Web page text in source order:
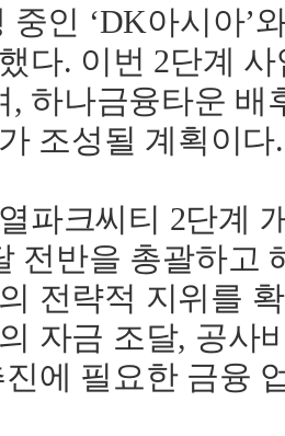
중인 ‘DK아시아’
다. 이번 2단계
, 하나금융타운 배
조성될 계획이다.
파크씨티 2단계
전반을 총괄하고
전략적 지위를
자금 조달, 공사
에 필요한 금융